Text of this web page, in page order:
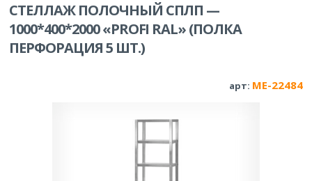
СТЕЛЛАЖ ПОЛОЧНЫЙ СПЛП —
1000*400*2000 «PROFI RAL» (ПОЛКА
ПЕРФОРАЦИЯ 5 ШТ.)
арт: ME-22484